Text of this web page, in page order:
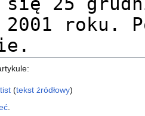
(tekst źródłowy)